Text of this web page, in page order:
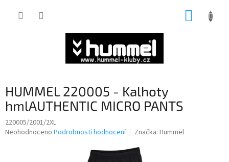
HUMMEL 220005 - Kalhoty
hmlAUTHENTIC MICRO PANTS
220005/2001/2XL
Průměrné
Neohodnoceno Podrobnosti hodnocení Značka: Hummel